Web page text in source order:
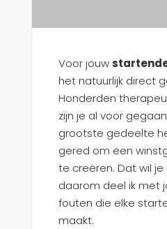
Voor jouw
het natuurlijk direct
Honderden
zijn je al voor
grootste gedeelte
gered om een
te creëren. Dat wil
daarom deel ik met
fouten die elke
maakt.